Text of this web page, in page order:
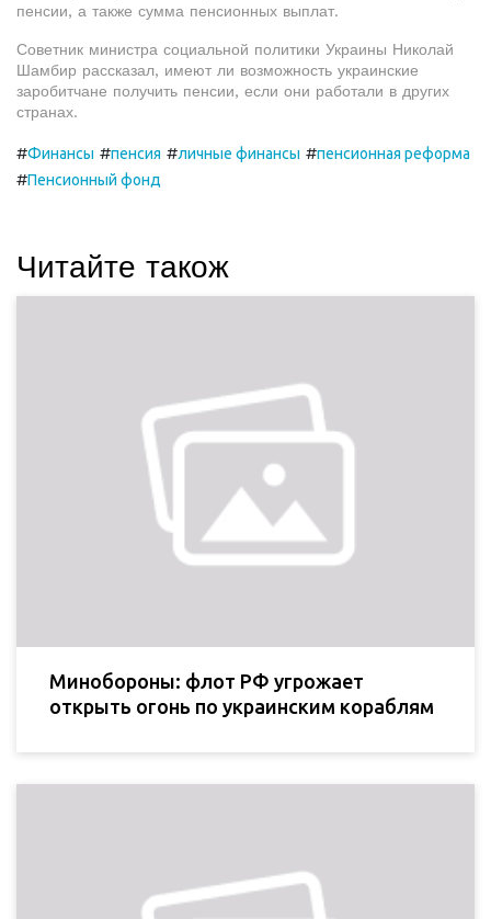
пенсии, а также сумма пенсионных выплат.
Советник министра социальной политики Украины Николай
Шамбир рассказал, имеют ли возможность украинские
заробитчане получить пенсии, если они работали в других
странах.
#Финансы #пенсия #личные финансы #пенсионная реформа
#Пенсионный фонд
Читайте також
Минобороны: флот РФ угрожает
открыть огонь по украинским кораблям